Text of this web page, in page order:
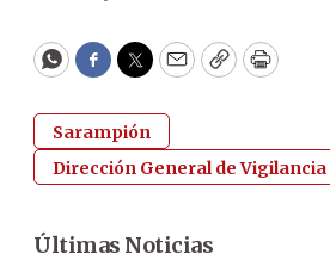
WhatsApp
Facebook
Twitter
EmailCopyPrint
Sarampión
Dirección General de Vigilancia
Últimas Noticias